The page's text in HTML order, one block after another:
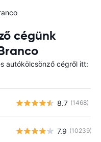
cégünk
autókölcsönző cégről itt:
8.7 (1468)
7.9 (10239)